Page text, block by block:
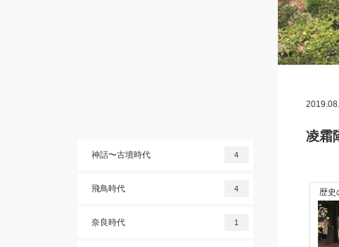
凌霜
歴史
神話〜古墳時代 4
飛鳥時代 4
奈良時代 1